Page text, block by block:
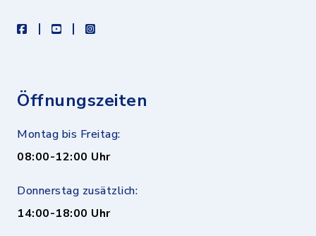
facebookyoutubeinstagram
Öffnungszeiten
Montag bis Freitag:
08:00-12:00 Uhr
Donnerstag zusätzlich:
14:00-18:00 Uhr